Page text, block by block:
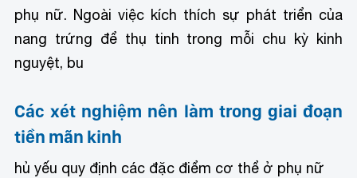
phụ nữ. Ngoài việc kích thích sự phát triển của
nang trứng để thụ tinh trong mỗi chu kỳ kinh
nguyệt, bu
Các xét nghiệm nên làm trong giai đoạn
tiền mãn kinh
hủ yếu quy định các đặc điểm cơ thể ở phụ nữ